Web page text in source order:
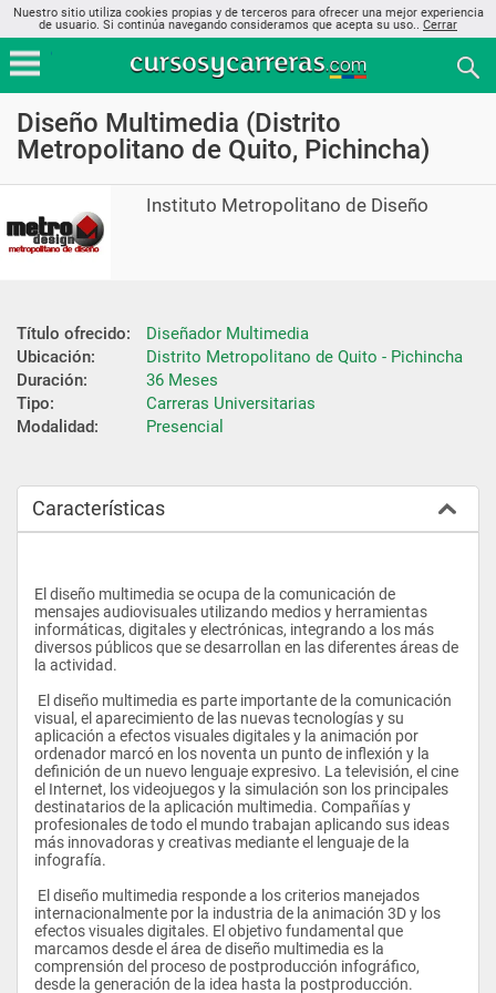
Nuestro sitio utiliza cookies propias y de terceros para ofrecer una mejor experiencia
de usuario. Si continúa navegando consideramos que acepta su uso.. Cerrar
Diseño Multimedia (Distrito
Metropolitano de Quito, Pichincha)
Instituto Metropolitano de Diseño
Título ofrecido:
Diseñador Multimedia
Ubicación:
Distrito Metropolitano de Quito - Pichincha
Duración:
36 Meses
Tipo:
Carreras Universitarias
Modalidad:
Presencial
Características
El diseño multimedia se ocupa de la comunicación de
mensajes audiovisuales utilizando medios y herramientas
informáticas, digitales y electrónicas, integrando a los más
diversos públicos que se desarrollan en las diferentes áreas de
la actividad.
visual, el aparecimiento de las nuevas tecnologías y su
aplicación a efectos visuales digitales y la animación por
ordenador marcó en los noventa un punto de inflexión y la
definición de un nuevo lenguaje expresivo. La televisión, el cine
el Internet, los videojuegos y la simulación son los principales
destinatarios de la aplicación multimedia. Compañías y
profesionales de todo el mundo trabajan aplicando sus ideas
más innovadoras y creativas mediante el lenguaje de la
infografía.
internacionalmente por la industria de la animación 3D y los
efectos visuales digitales. El objetivo fundamental que
marcamos desde el área de diseño multimedia es la
comprensión del proceso de postproducción infográfico,
desde la generación de la idea hasta la postproducción.